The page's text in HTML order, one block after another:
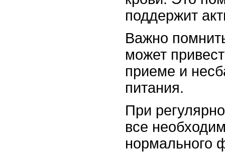
поддержит
Важно
может
приеме и
питания.
При
все
нормального